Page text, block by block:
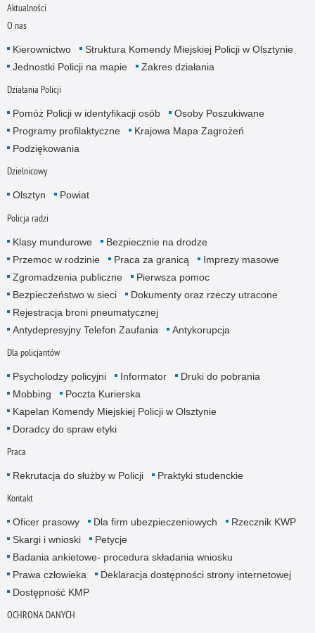
Aktualności
O nas
Kierownictwo
Struktura Komendy Miejskiej Policji w Olsztynie
Jednostki Policji na mapie
Zakres działania
Działania Policji
Pomóż Policji w identyfikacji osób
Osoby Poszukiwane
Programy profilaktyczne
Krajowa Mapa Zagrożeń
Podziękowania
Dzielnicowy
Olsztyn Powiat
Policja radzi
Klasy mundurowe
Bezpiecznie na drodze
Przemoc w rodzinie
Praca za granicą
Imprezy masowe
Zgromadzenia publiczne
Pierwsza pomoc
Bezpieczeństwo w sieci
Dokumenty oraz rzeczy utracone
Rejestracja broni pneumatycznej
Antydepresyjny Telefon Zaufania
Antykorupcja
Dla policjantów
Psycholodzy policyjni Informator
Druki do pobrania
Mobbing
Poczta Kurierska
Kapelan Komendy Miejskiej Policji w Olsztynie
Doradcy do spraw etyki
Praca
Rekrutacja do służby w Policji Praktyki studenckie
Kontakt
Oficer prasowy Dla firm ubezpieczeniowych
Rzecznik KWP
Skargi i wnioski
Petycje
Badania ankietowe- procedura składania wniosku
Prawa człowieka
Deklaracja dostępności strony internetowej
Dostępność KMP
OCHRONA DANYCH